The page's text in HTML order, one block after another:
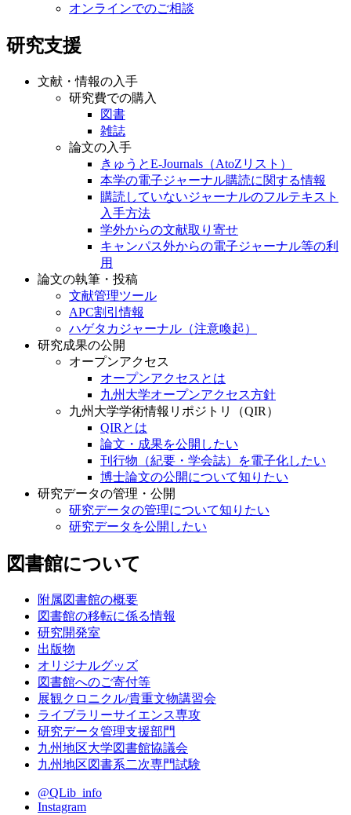
オンラインでのご相談
研究支援
文献・情報の入手
研究費での購入
図書
雑誌
論文の入手
きゅうとE-Journals（AtoZリスト）
本学の電子ジャーナル購読に関する情報
購読していないジャーナルのフルテキスト
入手方法
学外からの文献取り寄せ
キャンパス外からの電子ジャーナル等の利
用
論文の執筆・投稿
文献管理ツール
APC割引情報
ハゲタカジャーナル（注意喚起）
研究成果の公開
オープンアクセス
オープンアクセスとは
九州大学オープンアクセス方針
九州大学学術情報リポジトリ（QIR）
QIRとは
論文・成果を公開したい
刊行物（紀要・学会誌）を電子化したい
博士論文の公開について知りたい
研究データの管理・公開
研究データの管理について知りたい
研究データを公開したい
図書館について
附属図書館の概要
図書館の移転に係る情報
研究開発室
出版物
オリジナルグッズ
図書館へのご寄付等
展観クロニクル/貴重文物講習会
ライブラリーサイエンス専攻
研究データ管理支援部門
九州地区大学図書館協議会
九州地区図書系二次専門試験
@QLib_info
Instagram